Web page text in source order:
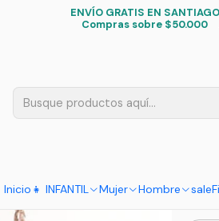
Inicio 👧 INFANTIL Mujer Hombre sale
ENVÍO GRATIS EN SANTIAGO
Compras sobre $50.000
Set Organizadores de